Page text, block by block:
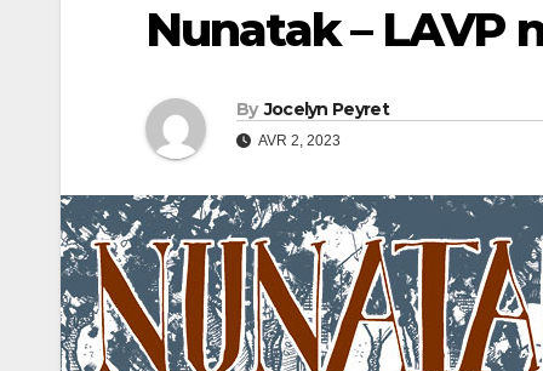
Nunatak – LAVP
By Jocelyn Peyret
AVR 2, 2023